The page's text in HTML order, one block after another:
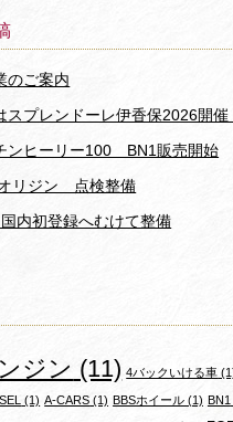
のご案内
スプレンドーレ伊香保2026開
ンヒーリー100 BN1販売開始
リジン 点検整備
内初登録へむけて整備
ジン (11) 4バックいける車
(1) A-CARS (1) BBSホイール(1) BN1